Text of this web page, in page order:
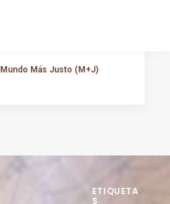
Más Justo (M+J)
ETIQUETA
S